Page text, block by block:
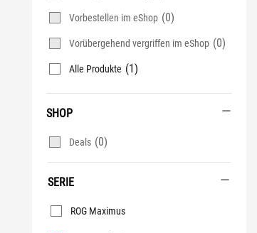
Vorbestellen im eShop (0)
Vorübergehend vergriffen im eShop (0)
Alle Produkte (1)
SHOP
Deals (0)
SERIE
Serie
ROG Maximus